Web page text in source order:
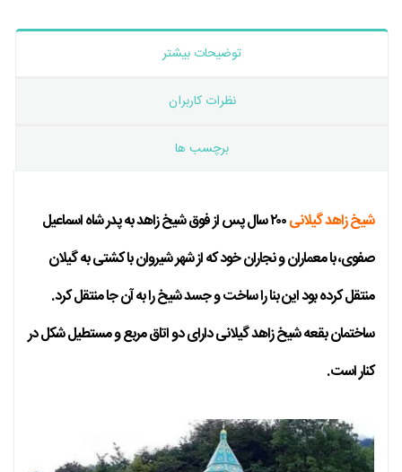
توضیحات بیشتر
نظرات کاربران
برچسب ها
شیخ زاهد گیلانی
۲۰۰ سال پس از فوق شیخ زاهد به پدر شاه اسماعیل
صفوی، با معماران و نجاران خود که از شهر شیروان با کشتی به گیلان
منتقل کرده بود این بنا را ساخت و جسد شیخ را به آن جا منتقل کرد.
ساختمان بقعه شیخ زاهد گیلانی دارای دو اتاق مربع و مستطیل شکل در
کنار است.